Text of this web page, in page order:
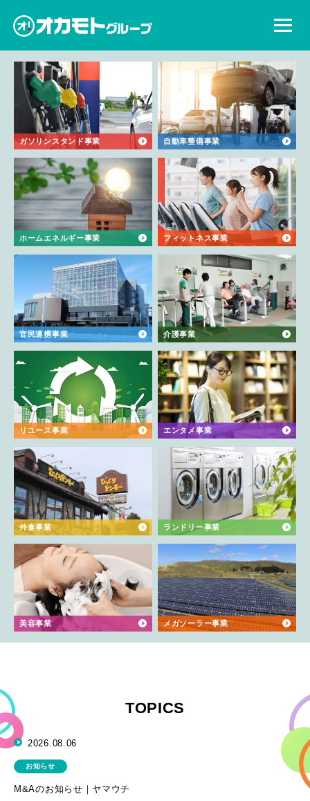
ガソリンスタンド事業 自動車整備事業
ホームエネルギー事業 フィットネス事業
官民連携事業 介護事業
リユース事業 エンタメ事業
外食事業 ランドリー事業
美容事業 メガソーラー事業
TOPICS
2026.08.06
お知らせ
M&Aのお知らせ｜ヤマウチ